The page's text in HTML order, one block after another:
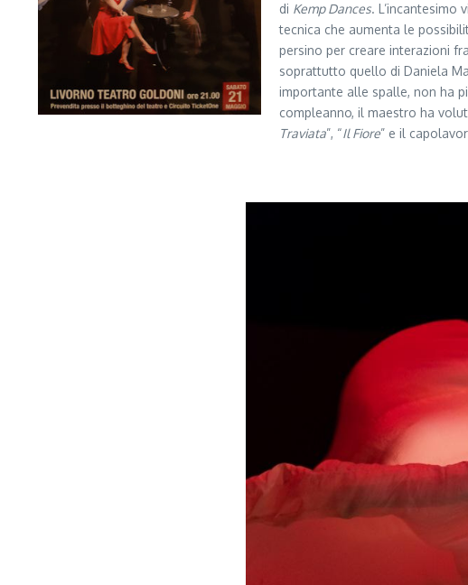
di Kemp Dances. L’incantesimo
tecnica che aumenta le
persino per creare interazioni
soprattutto quello di Daniela
importante alle spalle, non ha
compleanno, il maestro ha
Traviata”, “Il Fiore” e il